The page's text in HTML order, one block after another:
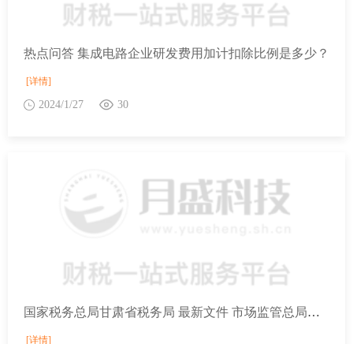
热点问答 集成电路企业研发费用加计扣除比例是多少？
[详情]
2024/1/27 30
国家税务总局甘肃省税务局 最新文件 市场监管总局等13部门关于开展第四届“全国个体工商户服务月”活动的通知
[详情]